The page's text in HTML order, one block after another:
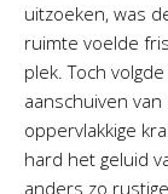
uitzoeken, was
ruimte voelde
plek. Toch
aanschuiven
oppervlakkige
hard het geluid
anders zo